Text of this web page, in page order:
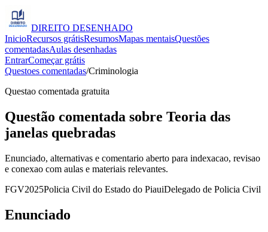
DIREITO DESENHADO
InicioRecursos grátisResumosMapas mentaisQuestões
comentadasAulas desenhadas
EntrarComeçar grátis
Questoes comentadas/Criminologia
Questao comentada gratuita
Questão comentada sobre Teoria das
janelas quebradas
Enunciado, alternativas e comentario aberto para indexacao, revisao
e conexao com aulas e materiais relevantes.
FGV2025Policia Civil do Estado do PiauiDelegado de Policia Civil
Enunciado